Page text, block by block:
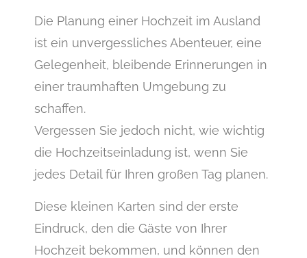
Die Planung einer Hochzeit im Ausland
ist ein unvergessliches Abenteuer, eine
Gelegenheit, bleibende Erinnerungen in
einer traumhaften Umgebung zu
schaffen.
Vergessen Sie jedoch nicht, wie wichtig
die Hochzeitseinladung ist, wenn Sie
jedes Detail für Ihren großen Tag planen.
Diese kleinen Karten sind der erste
Eindruck, den die Gäste von Ihrer
Hochzeit bekommen, und können den